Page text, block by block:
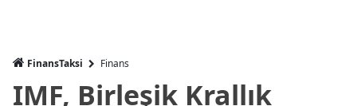
FinansTaksi Finans
IMF, Birleşik Krallık